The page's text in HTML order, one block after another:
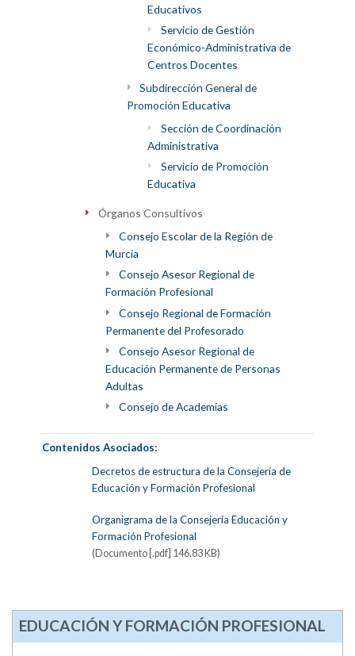
Educativos
Servicio de Gestión
Económico-Administrativa de
Centros Docentes
Subdirección General de
Promoción Educativa
Sección de Coordinación
Administrativa
Servicio de Promoción
Educativa
Órganos Consultivos
Consejo Escolar de la Región de
Murcia
Consejo Asesor Regional de
Formación Profesional
Consejo Regional de Formación
Permanente del Profesorado
Consejo Asesor Regional de
Educación Permanente de Personas
Adultas
Consejo de Academias
Contenidos Asociados:
Decretos de estructura de la Consejería de
Educación y Formación Profesional
Organigrama de la Consejería Educación y
Formación Profesional
(Documento [.pdf] 146,83 KB)
EDUCACIÓN Y FORMACIÓN PROFESIONAL